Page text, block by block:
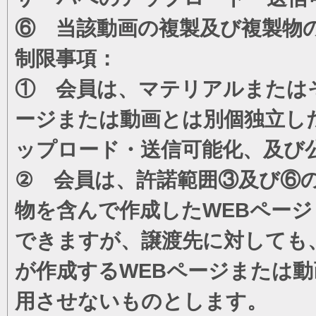
⑥ 当該動画の複製及び複製物
制限事項：
① 会員は、マテリアルまたは
ージまたは動画とは別個独立
ップロード・送信可能化、及
② 会員は、許諾範囲③及び⑥の
物を含んで作成したWEBペー
できますが、譲渡先に対して
が作成するWEBページまたは
用させないものとします。